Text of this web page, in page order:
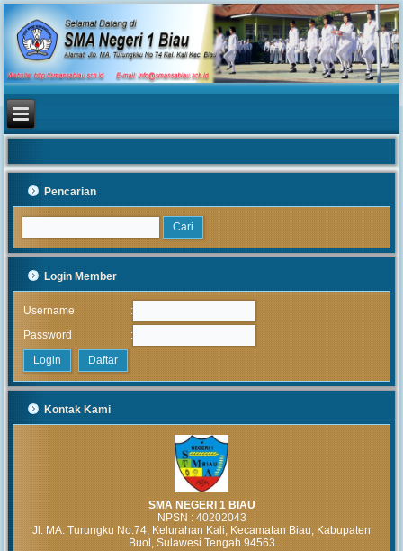
Pencarian
Login Member
Username
:
Password
:
Kontak Kami
SMA NEGERI 1 BIAU
NPSN : 40202043
Jl. MA. Turungku No.74, Kelurahan Kali, Kecamatan Biau, Kabupaten
Buol, Sulawesi Tengah 94563